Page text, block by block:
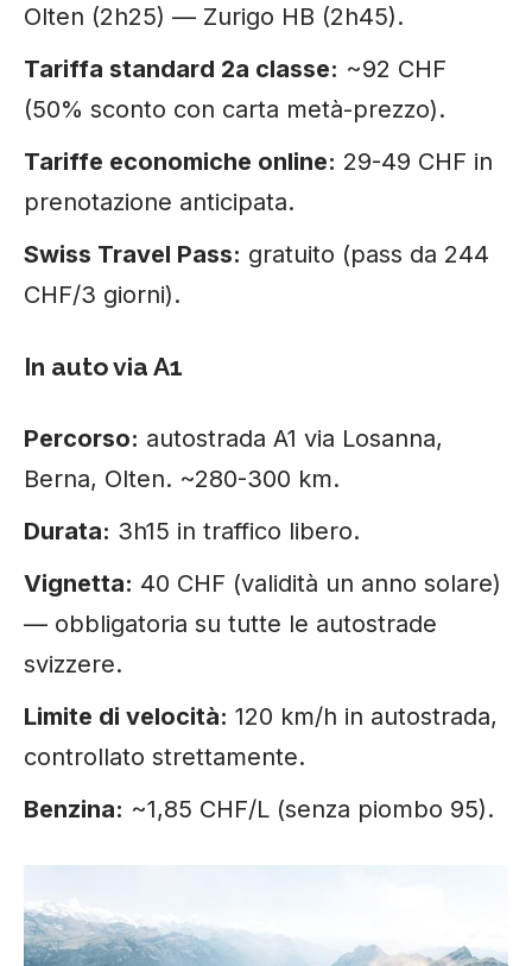
Olten (2h25) — Zurigo HB (2h45).
Tariffa standard 2a classe: ~92 CHF
(50% sconto con carta metà-prezzo).
Tariffe economiche online: 29-49 CHF in
prenotazione anticipata.
Swiss Travel Pass: gratuito (pass da 244
CHF/3 giorni).
In auto via A1
Percorso: autostrada A1 via Losanna,
Berna, Olten. ~280-300 km.
Durata: 3h15 in traffico libero.
Vignetta: 40 CHF (validità un anno solare)
— obbligatoria su tutte le autostrade
svizzere.
Limite di velocità: 120 km/h in autostrada,
controllato strettamente.
Benzina: ~1,85 CHF/L (senza piombo 95).